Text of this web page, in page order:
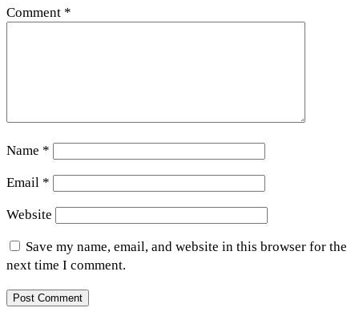
Comment *
Name *
Email *
Website
Save my name, email, and website in this browser for the
next time I comment.